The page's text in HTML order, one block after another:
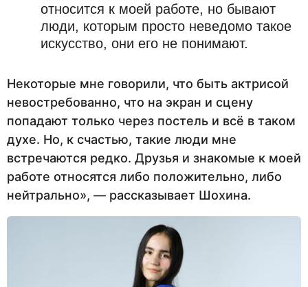
относится к моей работе, но бывают
люди, которым просто неведомо такое
искусство, они его не понимают.
Некоторые мне говорили, что быть актрисой
невостребованно, что на экран и сцену
попадают только через постель и всё в таком
духе. Но, к счастью, такие люди мне
встречаются редко. Друзья и знакомые к моей
работе относятся либо положительно, либо
нейтрально», — рассказывает Шохина.